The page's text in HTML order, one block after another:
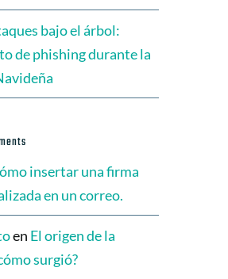
bajo el árbol:
de phishing durante la
insertar una firma
en un correo.
en El origen de la
surgió?